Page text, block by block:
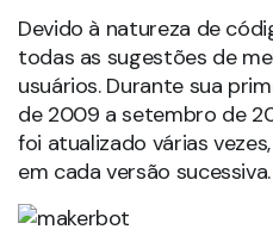
Devido à natureza de
todas as sugestões de
usuários. Durante sua
de 2009 a setembro de
foi atualizado várias
em cada versão sucessiva.